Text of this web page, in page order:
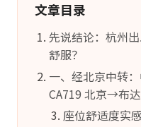
文章目录
先说结论：杭州
舒服？
一、经北京中转
CA719 北京→布
座位舒适度实感